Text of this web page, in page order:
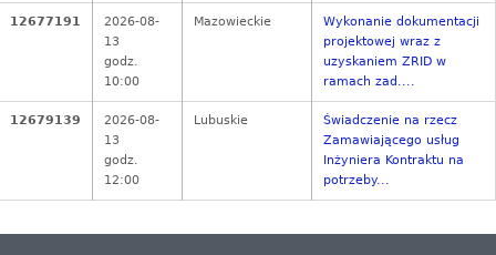
12677191
2026-08-
13
godz.
10:00
Mazowieckie
Wykonanie dokumentacji
projektowej wraz z
uzyskaniem ZRID w
ramach zad....
12679139
2026-08-
13
godz.
12:00
Lubuskie
Świadczenie na rzecz
Zamawiającego usług
Inżyniera Kontraktu na
potrzeby...